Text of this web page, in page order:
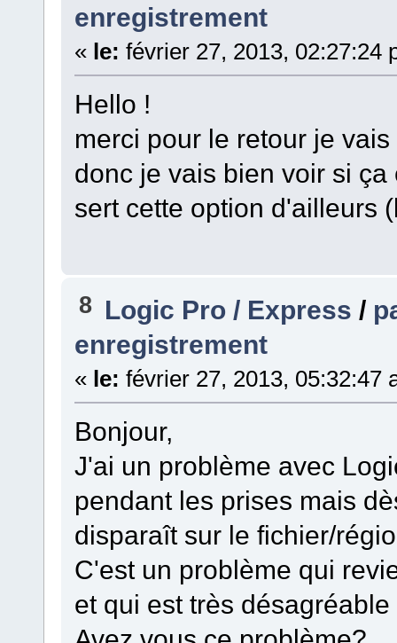
enregistrement
« le: février 27, 2013, 02:27:24
Hello !
merci pour le retour je
donc je vais bien voir si
sert cette option d'ailleurs
8 Logic Pro / Express /
enregistrement
« le: février 27, 2013, 05:32:47
Bonjour,
J'ai un problème avec
pendant les prises mais
disparaît sur le fichier/
C'est un problème qui
et qui est très désagréable